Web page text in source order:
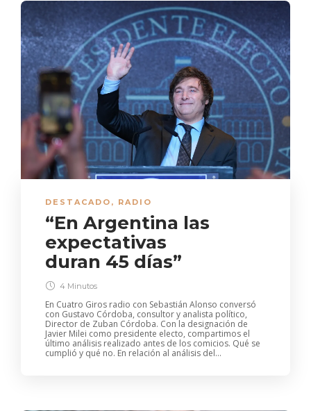
DESTACADO , RADIO
“En Argentina las
expectativas
duran 45 días”
4 Minutos
En Cuatro Giros radio con Sebastián Alonso conversó
con Gustavo Córdoba, consultor y analista político,
Director de Zuban Córdoba. Con la designación de
Javier Milei como presidente electo, compartimos el
último análisis realizado antes de los comicios. Qué se
cumplió y qué no. En relación al análisis del...